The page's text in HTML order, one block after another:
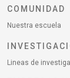
COMUNIDAD
Nuestra escuela
Lineas de